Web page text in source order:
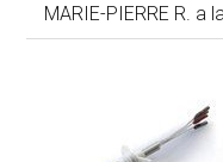
MARIE-PIERRE R. a